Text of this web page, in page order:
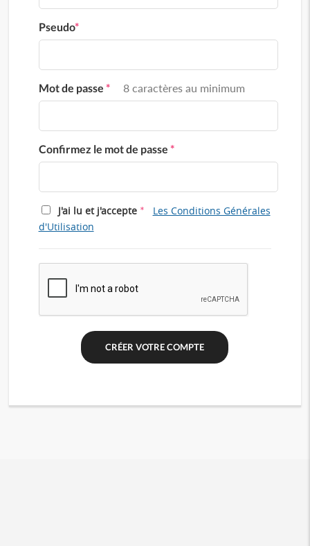
Pseudo*
Mot de passe * 8 caractères au minimum
Confirmez le mot de passe *
J'ai lu et j'accepte *
Les Conditions Générales
d'Utilisation